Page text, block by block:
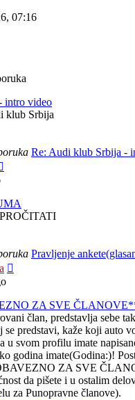
07:16
intro video
klub Srbija
Re: Audi klub Srbija -
Pravljenje
ZA SVE
član, predstavlja sebe
se predstavi, kaže koji auto
u svom profilu imate
godina imate(Godina:)!
ZA SVE
da pišete i u ostalim
za Punopravne članove).